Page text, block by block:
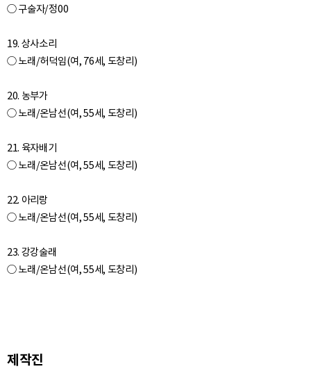
○ 구술자/정00
19. 상사소리
○ 노래/허덕임(여, 76세, 도창리)
20. 농부가
○ 노래/온남선(여, 55세, 도창리)
21. 육자배기
○ 노래/온남선(여, 55세, 도창리)
22. 아리랑
○ 노래/온남선(여, 55세, 도창리)
23. 강강술래
제작진